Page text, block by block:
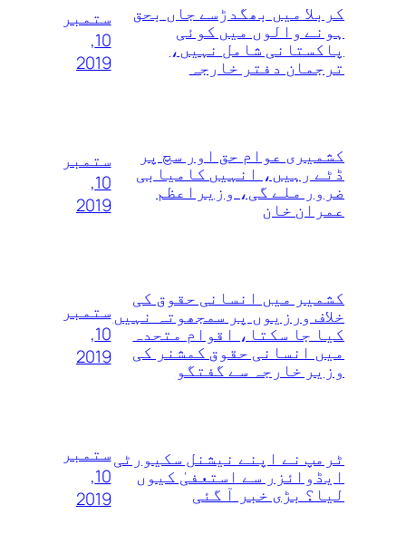
کربلا میں بھگدڑسے جاں بحق
ہونے والوں میں کوئی
پاکستانی شامل نہیں،
ترجمان دفتر خارجہ
ستمبر
10,
2019
کشمیری عوام حق اور سچ پر
ڈٹے رہیں، انہیں کامیابی
ضرور ملے گی، وزیراعظم
عمران خان
ستمبر
10,
2019
کشمیر میں انسانی حقوق کی
خلاف ورزیوں پر سمجھوتہ نہیں‌
کیا جا سکتا، اقوام متحدہ
میں انسانی حقوق کمشنر کی
وزیر خارجہ سے گفتگو
ستمبر
10,
2019
ٹرمپ نے اپنے نیشنل سکیورٹی
ایڈوائزر سے استعفیٰ کیوں
لیا؟ بڑی خبر آ گئی
ستمبر
10,
2019